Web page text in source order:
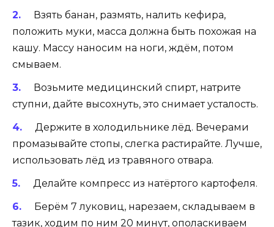
Взять банан, размять, налить кефира,
положить муки, масса должна быть похожая на
кашу. Массу наносим на ноги, ждём, потом
смываем.
Возьмите медицинский спирт, натрите
ступни, дайте высохнуть, это снимает усталость.
Держите в холодильнике лёд. Вечерами
промазывайте стопы, слегка растирайте. Лучше,
использовать лёд из травяного отвара.
Делайте компресс из натёртого картофеля.
Берём 7 луковиц, нарезаем, складываем в
тазик, ходим по ним 20 минут, ополаскиваем